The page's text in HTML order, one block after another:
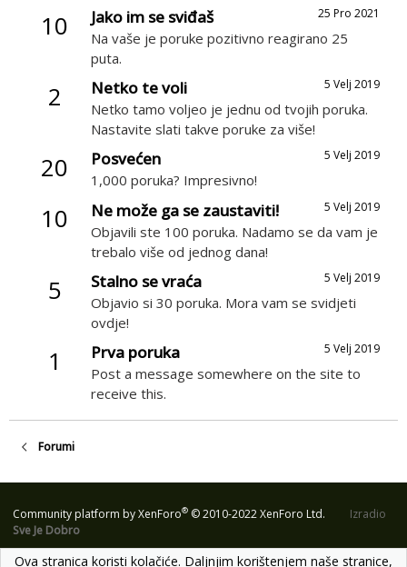
10 25 Pro 2021
Jako im se sviđaš
Na vaše je poruke pozitivno reagirano 25
puta.
2 5 Velj 2019
Netko te voli
Netko tamo voljeo je jednu od tvojih poruka.
Nastavite slati takve poruke za više!
20 5 Velj 2019
Posvećen
1,000 poruka? Impresivno!
10 5 Velj 2019
Ne može ga se zaustaviti!
Objavili ste 100 poruka. Nadamo se da vam je
trebalo više od jednog dana!
5 5 Velj 2019
Stalno se vraća
Objavio si 30 poruka. Mora vam se svidjeti
ovdje!
1 5 Velj 2019
Prva poruka
Post a message somewhere on the site to
receive this.
Forumi
Community platform by XenForo® © 2010-2022 XenForo Ltd.
Izradio
Sve Je Dobro
Ova stranica koristi kolačiće. Daljnjim korištenjem naše stranice,